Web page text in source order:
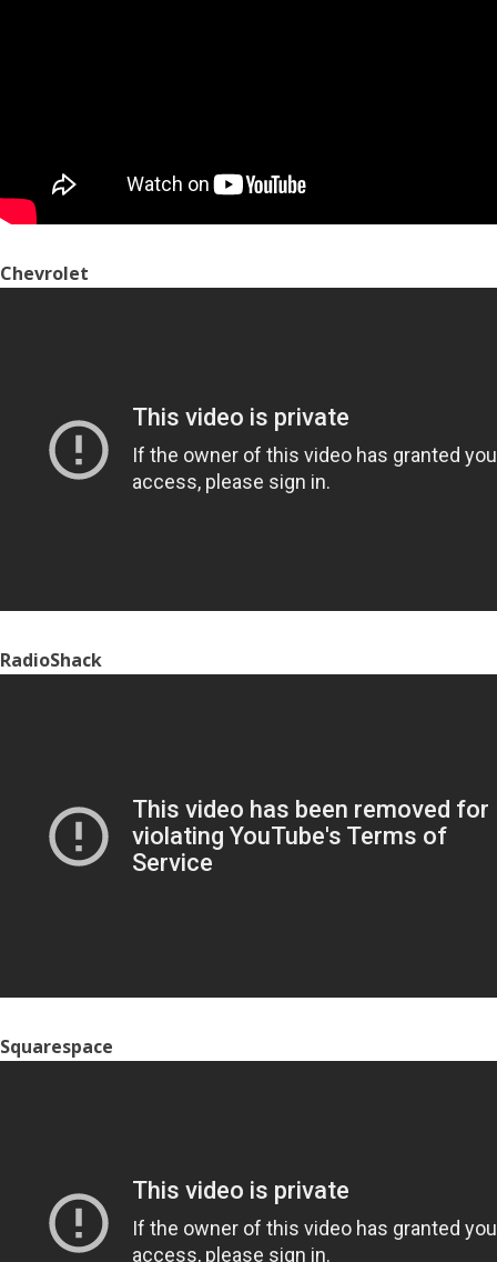
Chevrolet
RadioShack
Squarespace